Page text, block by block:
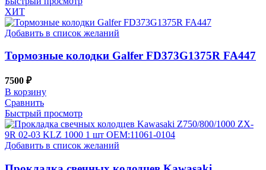
ХИТ
Добавить в список желаний
Тормозные колодки Galfer FD373G1375R FA447
7500 ₽
В корзину
Сравнить
Быстрый просмотр
Добавить в список желаний